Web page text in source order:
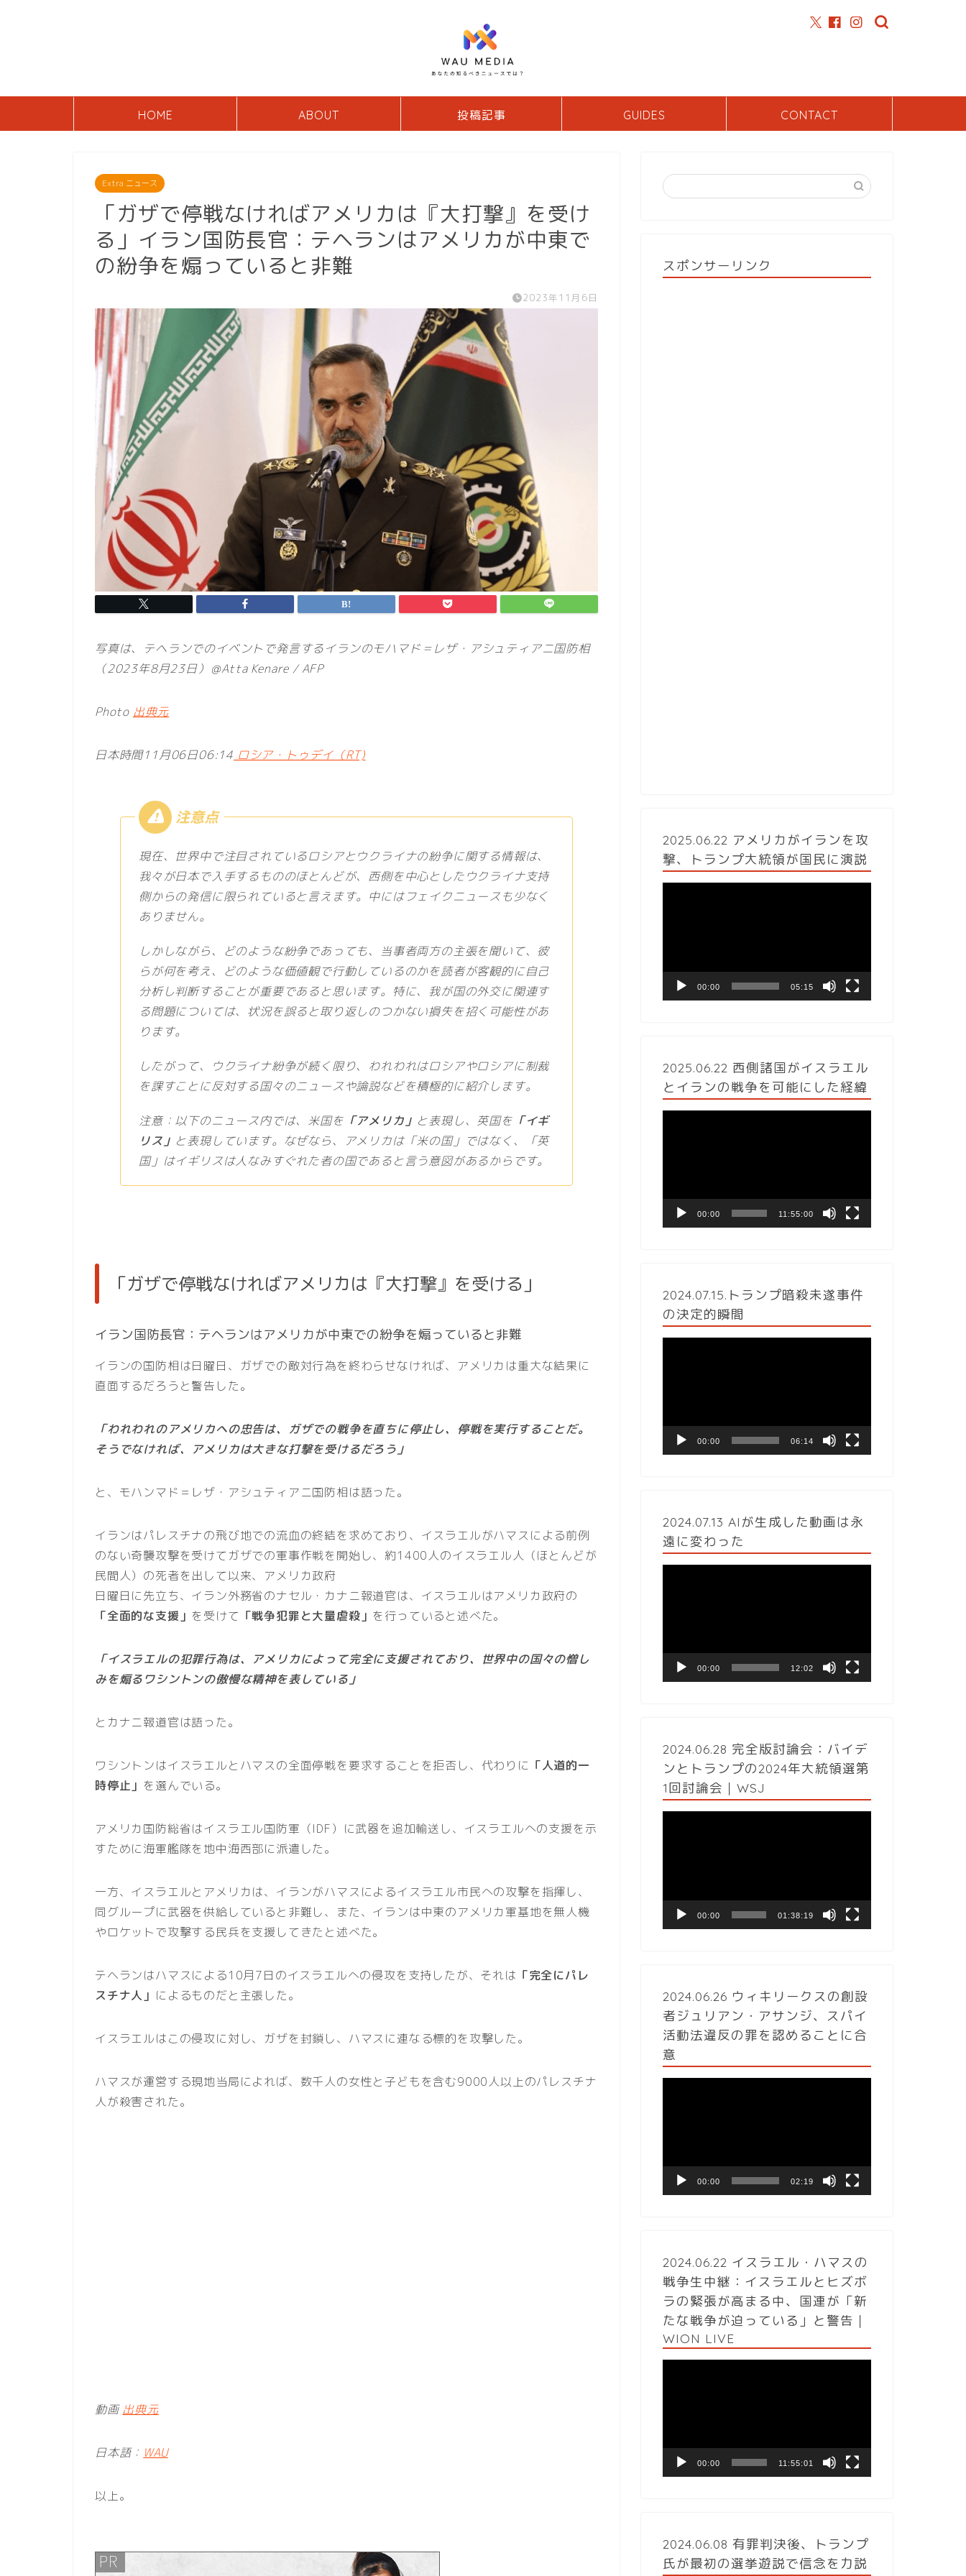
HOME ABOUT 投稿記事 GUIDES CONTACT
Extra ニュース
「ガザで停戦なければアメリカは『大打撃』を受け
る」イラン国防長官：テヘランはアメリカが中東で
の紛争を煽っていると非難
2023年11月6日
写真は、テヘランでのイベントで発言するイランのモハマド＝レザ・アシュティアニ国防相
（2023年8月23日）＠Atta Kenare / AFP
Photo 出典元
日本時間11月06日06:14 ロシア・トゥデイ（RT)
現在、世界中で注目されているロシアとウクライナの紛争に関する情報は、
我々が日本で入手するもののほとんどが、西側を中心としたウクライナ支持
側からの発信に限られていると言えます。中にはフェイクニュースも少なく
ありません。
しかしながら、どのような紛争であっても、当事者両方の主張を聞いて、彼
らが何を考え、どのような価値観で行動しているのかを読者が客観的に自己
分析し判断することが重要であると思います。特に、我が国の外交に関連す
る問題については、状況を誤ると取り返しのつかない損失を招く可能性があ
ります。
したがって、ウクライナ紛争が続く限り、われわれはロシアやロシアに制裁
を課すことに反対する国々のニュースや論説などを積極的に紹介します。
注意：以下のニュース内では、米国を 「アメリカ」 と表現し、英国を 「イギ
リス」 と表現しています。なぜなら、アメリカは「米の国」ではなく、「英
国」はイギリスは人なみすぐれた者の国であると言う意図があるからです。
「ガザで停戦なければアメリカは『大打撃』を受ける」
イラン国防長官：テヘランはアメリカが中東での紛争を煽っていると非難
イランの国防相は日曜日、ガザでの敵対行為を終わらせなければ、アメリカは重大な結果に
直面するだろうと警告した。
「われわれのアメリカへの忠告は、ガザでの戦争を直ちに停止し、停戦を実行することだ。
そうでなければ、アメリカは大きな打撃を受けるだろう」
と、モハンマド＝レザ・アシュティアニ国防相は語った。
イランはパレスチナの飛び地での流血の終結を求めており、イスラエルがハマスによる前例
のない奇襲攻撃を受けてガザでの軍事作戦を開始し、約1400人のイスラエル人（ほとんどが
民間人）の死者を出して以来、アメリカ政府
日曜日に先立ち、イラン外務省のナセル・カナニ報道官は、イスラエルはアメリカ政府の
「全面的な支援」 を受けて 「戦争犯罪と大量虐殺」 を行っていると述べた。
「イスラエルの犯罪行為は、アメリカによって完全に支援されており、世界中の国々の憎し
みを煽るワシントンの傲慢な精神を表している」
とカナニ報道官は語った。
ワシントンはイスラエルとハマスの全面停戦を要求することを拒否し、代わりに 「人道的一
時停止」 を選んでいる。
アメリカ国防総省はイスラエル国防軍（IDF）に武器を追加輸送し、イスラエルへの支援を示
すために海軍艦隊を地中海西部に派遣した。
一方、イスラエルとアメリカは、イランがハマスによるイスラエル市民への攻撃を指揮し、
同グループに武器を供給していると非難し、また、イランは中東のアメリカ軍基地を無人機
やロケットで攻撃する民兵を支援してきたと述べた。
テヘランはハマスによる10月7日のイスラエルへの侵攻を支持したが、それは 「完全にパレ
スチナ人」 によるものだと主張した。
イスラエルはこの侵攻に対し、ガザを封鎖し、ハマスに連なる標的を攻撃した。
ハマスが運営する現地当局によれば、数千人の女性と子どもを含む9000人以上のパレスチナ
人が殺害された。
動画 出典元
日本語： WAU
以上。
スポンサーリンク
2025.06.22 アメリカがイランを攻
撃、トランプ大統領が国民に演説
ヤ
00:00 05:15
2025.06.22 西側諸国がイスラエル
とイランの戦争を可能にした経緯
ヤ
00:00 11:55:00
2024.07.15.トランプ暗殺未遂事件
の決定的瞬間
ヤ
00:00 06:14
2024.07.13 AIが生成した動画は永
遠に変わった
ヤ
00:00 12:02
2024.06.28 完全版討論会：バイデ
ンとトランプの2024年大統領選第
1回討論会｜WSJ
ヤ
00:00 01:38:19
2024.06.26 ウィキリークスの創設
者ジュリアン・アサンジ、スパイ
活動法違反の罪を認めることに合
意
ヤ
00:00 02:19
2024.06.22 イスラエル・ハマスの
戦争生中継：イスラエルとヒズボ
ラの緊張が高まる中、国連が「新
たな戦争が迫っている」と警告｜
WION LIVE
ヤ
00:00 11:55:01
2024.06.08 有罪判決後、トランプ
氏が最初の選挙遊説で信念を力説